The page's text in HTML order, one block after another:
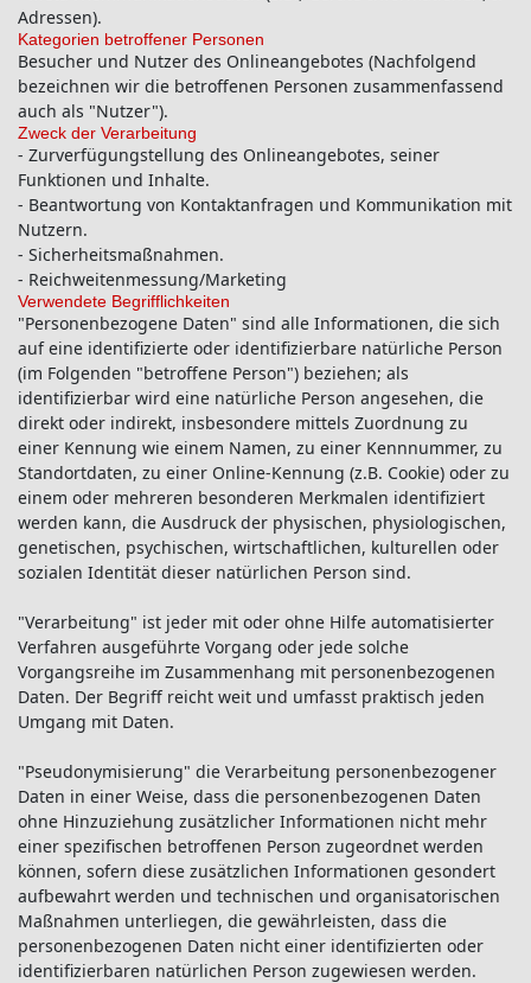
Adressen).
Kategorien betroffener Personen
Besucher und Nutzer des Onlineangebotes (Nachfolgend
bezeichnen wir die betroffenen Personen zusammenfassend
auch als "Nutzer").
Zweck der Verarbeitung
- Zurverfügungstellung des Onlineangebotes, seiner
Funktionen und Inhalte.
- Beantwortung von Kontaktanfragen und Kommunikation mit
Nutzern.
- Sicherheitsmaßnahmen.
- Reichweitenmessung/Marketing
Verwendete Begrifflichkeiten
"Personenbezogene Daten" sind alle Informationen, die sich
auf eine identifizierte oder identifizierbare natürliche Person
(im Folgenden "betroffene Person") beziehen; als
identifizierbar wird eine natürliche Person angesehen, die
direkt oder indirekt, insbesondere mittels Zuordnung zu
einer Kennung wie einem Namen, zu einer Kennnummer, zu
Standortdaten, zu einer Online-Kennung (z.B. Cookie) oder zu
einem oder mehreren besonderen Merkmalen identifiziert
werden kann, die Ausdruck der physischen, physiologischen,
genetischen, psychischen, wirtschaftlichen, kulturellen oder
sozialen Identität dieser natürlichen Person sind.
"Verarbeitung" ist jeder mit oder ohne Hilfe automatisierter
Verfahren ausgeführte Vorgang oder jede solche
Vorgangsreihe im Zusammenhang mit personenbezogenen
Daten. Der Begriff reicht weit und umfasst praktisch jeden
Umgang mit Daten.
"Pseudonymisierung" die Verarbeitung personenbezogener
Daten in einer Weise, dass die personenbezogenen Daten
ohne Hinzuziehung zusätzlicher Informationen nicht mehr
einer spezifischen betroffenen Person zugeordnet werden
können, sofern diese zusätzlichen Informationen gesondert
aufbewahrt werden und technischen und organisatorischen
Maßnahmen unterliegen, die gewährleisten, dass die
personenbezogenen Daten nicht einer identifizierten oder
identifizierbaren natürlichen Person zugewiesen werden.